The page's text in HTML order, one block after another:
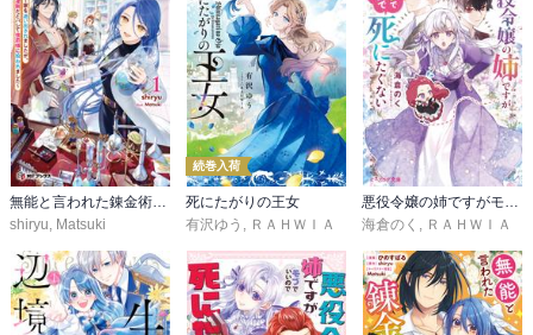
無能と言われた錬金術師 ～家を追い出されましたが、凄腕だとバレて侯爵様に拾われました～
shiryu, Matsuki
続巻入荷
死にたがりの王女
有沢ゆう , ＲＡＨＷＩＡ
悪役令嬢の姉ですがモブでいいので死にたくない
海倉のく , ＲＡＨＷＩＡ